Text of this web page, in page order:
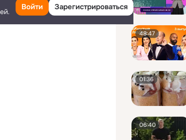
21:46
01:13
00:14
48:47
01:36
06:40
Войти Зарегистрироваться